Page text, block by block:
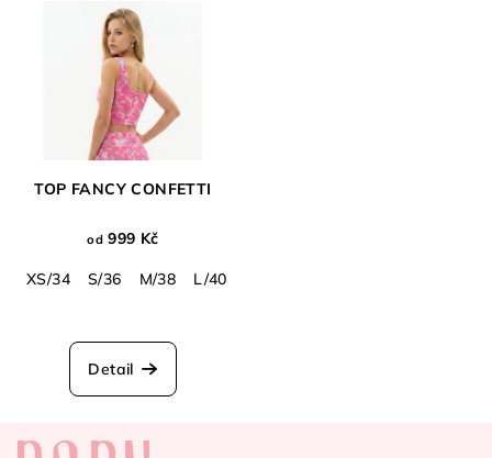
TOP FANCY CONFETTI
od 999 Kč
XS/34 S/36 M/38 L/40
Detail